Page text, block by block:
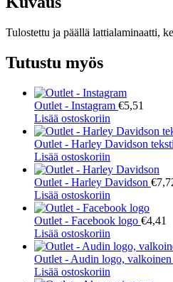
Tulostettu ja päällä lattialaminaatti,
Tutustu myös
Outlet - Instagram €5,51
Lisää ostoskoriin
Outlet - Harley Davidson teksti
Lisää ostoskoriin
Outlet - Harley Davidson €
Lisää ostoskoriin
Outlet - Facebook logo €4,41
Lisää ostoskoriin
Outlet - Audin logo, valkoinen
Lisää ostoskoriin